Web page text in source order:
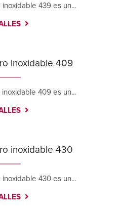
439 es un...
inoxidable 409
409 es un...
inoxidable 430
430 es un...